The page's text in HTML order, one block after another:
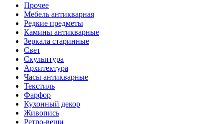
Прочее
Мебель антикварная
Редкие предметы
Камины антикварные
Зеркала старинные
Свет
Скульптура
Архитектура
Часы антикварные
Текстиль
Фарфор
Кухонный декор
Живопись
Ретро-вещи